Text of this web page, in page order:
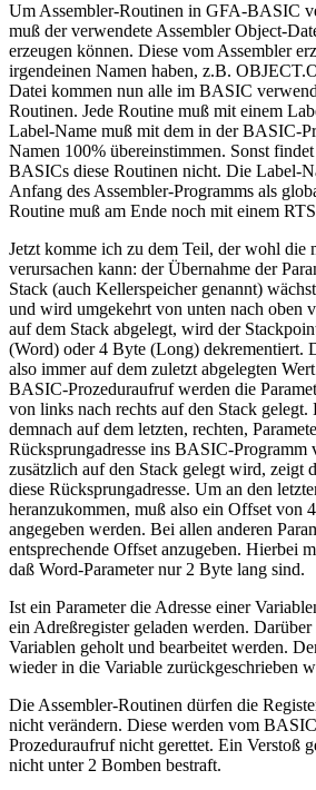
Um Assembler-Routinen in GFA-BASIC
muß der verwendete Assembler Object-
erzeugen können. Diese vom Assembler
irgendeinen Namen haben, z.B.
Datei kommen nun alle im BASIC
Routinen. Jede Routine muß mit einem
Label-Name muß mit dem in der BASIC-
Namen 100% übereinstimmen. Sonst
BASICs diese Routinen nicht. Die Label-
Anfang des Assembler-Programms als
Routine muß am Ende noch mit einem
Jetzt komme ich zu dem Teil, der wohl die
verursachen kann: der Übernahme der
Stack (auch Kellerspeicher genannt)
und wird umgekehrt von unten nach oben
auf dem Stack abgelegt, wird der
(Word) oder 4 Byte (Long) dekrementiert.
also immer auf dem zuletzt abgelegten
BASIC-Prozeduraufruf werden die
von links nach rechts auf den Stack
demnach auf dem letzten, rechten,
Rücksprungadresse ins BASIC-Programm
zusätzlich auf den Stack gelegt wird, zeigt
diese Rücksprungadresse. Um an den
heranzukommen, muß also ein Offset von
angegeben werden. Bei allen anderen
entsprechende Offset anzugeben. Hierbei
daß Word-Parameter nur 2 Byte lang sind.
Ist ein Parameter die Adresse einer
ein Adreßregister geladen werden.
Variablen geholt und bearbeitet werden.
wieder in die Variable zurückgeschrieben
Die Assembler-Routinen dürfen die
nicht verändern. Diese werden vom
Prozeduraufruf nicht gerettet. Ein Verstoß
nicht unter 2 Bomben bestraft.